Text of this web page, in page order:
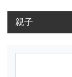
親子